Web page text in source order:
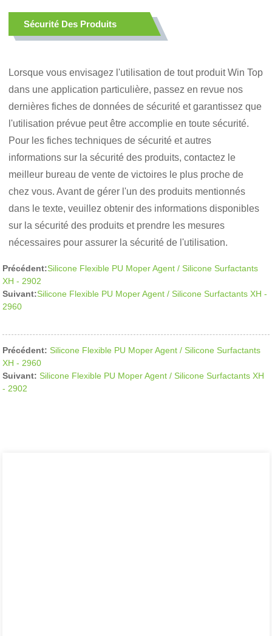
Sécurité Des Produits
Lorsque vous envisagez l'utilisation de tout produit Win Top
dans une application particulière, passez en revue nos
dernières fiches de données de sécurité et garantissez que
l'utilisation prévue peut être accomplie en toute sécurité.
Pour les fiches techniques de sécurité et autres
informations sur la sécurité des produits, contactez le
meilleur bureau de vente de victoires le plus proche de
chez vous. Avant de gérer l'un des produits mentionnés
dans le texte, veuillez obtenir des informations disponibles
sur la sécurité des produits et prendre les mesures
nécessaires pour assurer la sécurité de l'utilisation.
Précédent:Silicone Flexible PU Moper Agent / Silicone Surfactants
XH - 2902
Suivant:Silicone Flexible PU Moper Agent / Silicone Surfactants XH -
2960
Précédent: Silicone Flexible PU Moper Agent / Silicone Surfactants
XH - 2960
Suivant: Silicone Flexible PU Moper Agent / Silicone Surfactants XH
- 2902